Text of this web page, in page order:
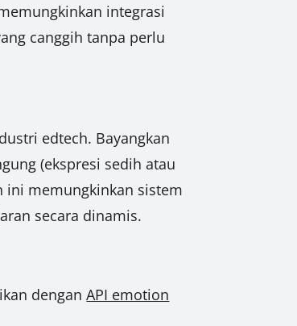
integrasi
canggih tanpa perlu
edtech. Bayangkan
(ekspresi sedih atau
ini memungkinkan sistem
secara dinamis.
denganAPI emotion